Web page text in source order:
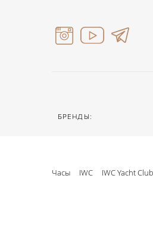
БРЕНДЫ:
Часы IWC IWC Yacht